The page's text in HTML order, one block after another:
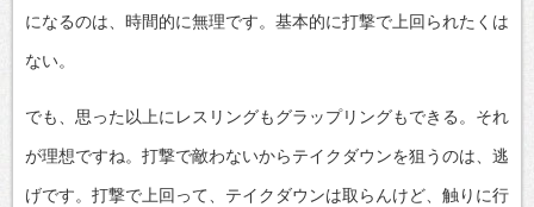
になるのは、時間的に無理です。基本的に打撃で上回られたくは
ない。
でも、思った以上にレスリングもグラップリングもできる。それ
が理想ですね。打撃で敵わないからテイクダウンを狙うのは、逃
げです。打撃で上回って、テイクダウンは取らんけど、触りに行